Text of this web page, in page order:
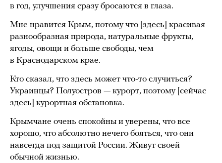
в год, улучшения сразу бросаются в глаза.
Мне нравится Крым, потому что [здесь] красивая
разнообразная природа, натуральные фрукты,
ягоды, овощи и больше свободы, чем
в Краснодарском крае.
Кто сказал, что здесь может что-то случиться?
Украинцы? Полуостров — курорт, поэтому [сейчас
здесь] курортная обстановка.
Крымчане очень спокойны и уверены, что все
хорошо, что абсолютно нечего бояться, что они
навсегда под защитой России. Живут своей
обычной жизнью.